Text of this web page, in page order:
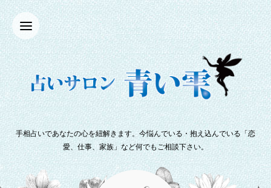
手相占いであなたの心を紐解きます。今悩んでいる・抱え込んでいる「恋
愛、仕事、家族」など何でもご相談下さい。